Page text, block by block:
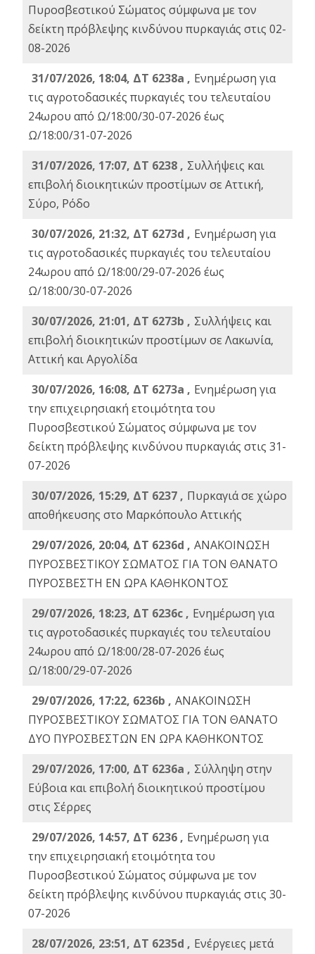
Πυροσβεστικού Σώματος σύμφωνα με τον
δείκτη πρόβλεψης κινδύνου πυρκαγιάς στις 02-
08-2026
31/07/2026, 18:04, ΔΤ 6238a , Ενημέρωση για
τις αγροτοδασικές πυρκαγιές του τελευταίου
24ωρου από Ω/18:00/30-07-2026 έως
Ω/18:00/31-07-2026
31/07/2026, 17:07, ΔΤ 6238 , Συλλήψεις και
επιβολή διοικητικών προστίμων σε Αττική,
Σύρο, Ρόδο
30/07/2026, 21:32, ΔΤ 6273d , Ενημέρωση για
τις αγροτοδασικές πυρκαγιές του τελευταίου
24ωρου από Ω/18:00/29-07-2026 έως
Ω/18:00/30-07-2026
30/07/2026, 21:01, ΔΤ 6273b , Συλλήψεις και
επιβολή διοικητικών προστίμων σε Λακωνία,
Αττική και Αργολίδα
30/07/2026, 16:08, ΔΤ 6273a , Ενημέρωση για
την επιχειρησιακή ετοιμότητα του
Πυροσβεστικού Σώματος σύμφωνα με τον
δείκτη πρόβλεψης κινδύνου πυρκαγιάς στις 31-
07-2026
30/07/2026, 15:29, ΔΤ 6237 , Πυρκαγιά σε χώρο
αποθήκευσης στο Μαρκόπουλο Αττικής
29/07/2026, 20:04, ΔΤ 6236d , ΑΝΑΚΟΙΝΩΣΗ
ΠΥΡΟΣΒΕΣΤΙΚΟΥ ΣΩΜΑΤΟΣ ΓΙΑ ΤΟΝ ΘΑΝΑΤΟ
ΠΥΡΟΣΒΕΣΤΗ ΕΝ ΩΡΑ ΚΑΘΗΚΟΝΤΟΣ
29/07/2026, 18:23, ΔΤ 6236c , Ενημέρωση για
τις αγροτοδασικές πυρκαγιές του τελευταίου
24ωρου από Ω/18:00/28-07-2026 έως
Ω/18:00/29-07-2026
29/07/2026, 17:22, 6236b , ΑΝΑΚΟΙΝΩΣΗ
ΠΥΡΟΣΒΕΣΤΙΚΟΥ ΣΩΜΑΤΟΣ ΓΙΑ ΤΟΝ ΘΑΝΑΤΟ
ΔΥΟ ΠΥΡΟΣΒΕΣΤΩΝ ΕΝ ΩΡΑ ΚΑΘΗΚΟΝΤΟΣ
29/07/2026, 17:00, ΔΤ 6236a , Σύλληψη στην
Εύβοια και επιβολή διοικητικού προστίμου
στις Σέρρες
29/07/2026, 14:57, ΔΤ 6236 , Ενημέρωση για
την επιχειρησιακή ετοιμότητα του
Πυροσβεστικού Σώματος σύμφωνα με τον
δείκτη πρόβλεψης κινδύνου πυρκαγιάς στις 30-
07-2026
28/07/2026, 23:51, ΔΤ 6235d , Ενέργειες μετά